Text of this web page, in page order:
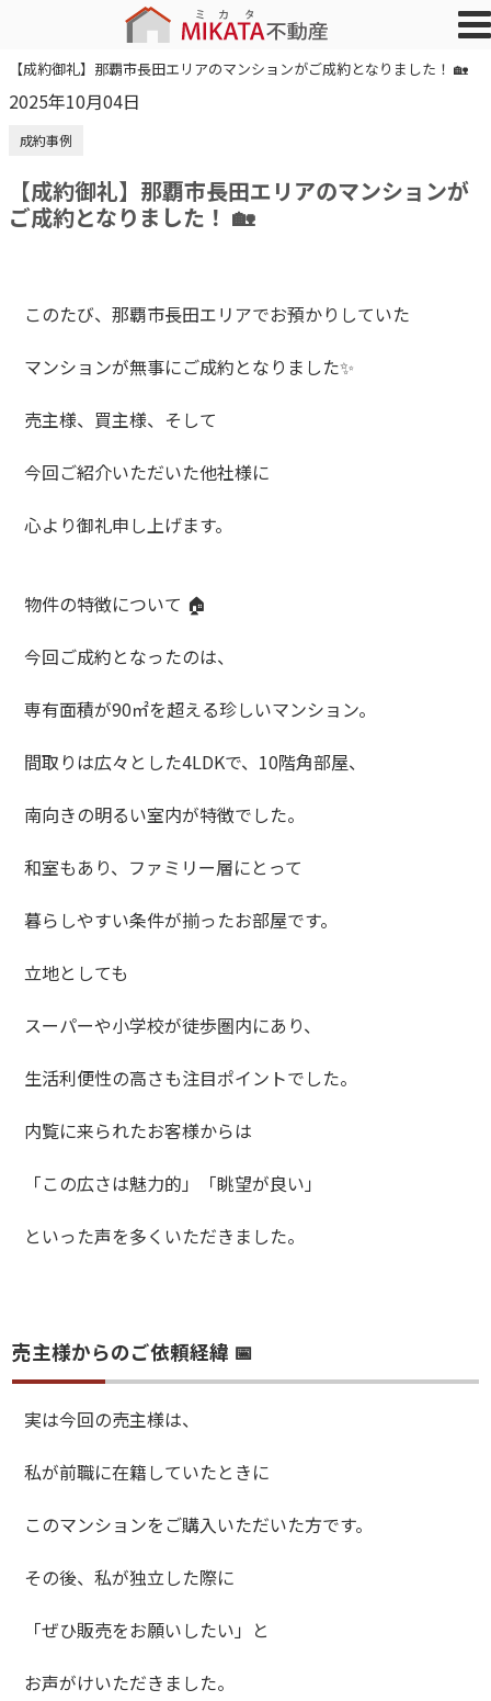
【成約御礼】那覇市長田エリアのマンションがご成約となりました！ 🏡
2025年10月04日
成約事例
【成約御礼】那覇市長田エリアのマンションが
ご成約となりました！ 🏡
このたび、那覇市長田エリアでお預かりしていた
マンションが無事にご成約となりました✨
売主様、買主様、そして
今回ご紹介いただいた他社様に
心より御礼申し上げます。
物件の特徴について 🏠
今回ご成約となったのは、
専有面積が90㎡を超える珍しいマンション。
間取りは広々とした4LDKで、10階角部屋、
南向きの明るい室内が特徴でした。
和室もあり、ファミリー層にとって
暮らしやすい条件が揃ったお部屋です。
立地としても
スーパーや小学校が徒歩圏内にあり、
生活利便性の高さも注目ポイントでした。
内覧に来られたお客様からは
「この広さは魅力的」「眺望が良い」
といった声を多くいただきました。
売主様からのご依頼経緯 📅
実は今回の売主様は、
私が前職に在籍していたときに
このマンションをご購入いただいた方です。
その後、私が独立した際に
「ぜひ販売をお願いしたい」と
お声がけいただきました。